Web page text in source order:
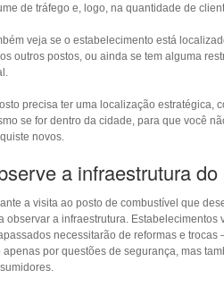
de tráfego e, logo, na quantidade de
veja se o estabelecimento está
outros postos, ou ainda se tem alguma
precisa ter uma localização estratégica,
se for dentro da cidade, para que você
novos.
a infraestrutura do
a visita ao posto de combustível que
observar a infraestrutura. Estabelecimentos
necessitarão de reformas e
apenas por questões de segurança, mas